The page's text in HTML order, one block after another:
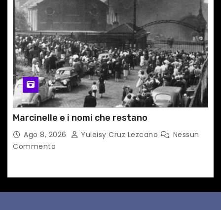
Marcinelle e i nomi che restano
Ago 8, 2026 Yuleisy Cruz Lezcano
Nessun
Commento